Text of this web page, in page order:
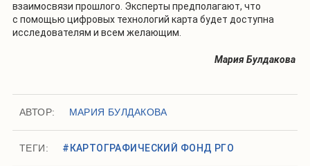
взаимосвязи прошлого. Эксперты предполагают, что
с помощью цифровых технологий карта будет доступна
исследователям и всем желающим.
Мария Булдакова
АВТОР: МАРИЯ БУЛДАКОВА
ТЕГИ: #КАРТОГРАФИЧЕСКИЙ ФОНД РГО